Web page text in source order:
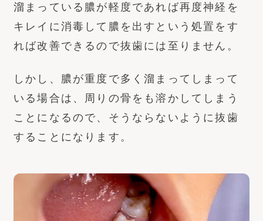
溜まっている膿が軽度であれば再度神経を
キレイに消毒して膿を出すという処置をす
れば改善できるので抜歯には至りません。
しかし、膿が重度で多く溜まってしまって
いる場合は、周りの骨をも溶かしてしまう
ことになるので、そうならないように抜歯
することになります。